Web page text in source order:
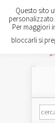
Questo sito
Per maggiori
bloccarli si